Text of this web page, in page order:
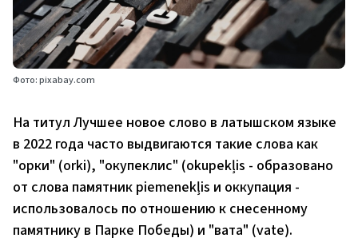
Фото: pixabay.com
На титул Лучшее новое слово в латышском языке
в 2022 года часто выдвигаются такие слова как
"орки" (orki), "окупеклис" (okupekļis - образовано
от слова памятник piemenekļis и оккупация -
использовалось по отношению к снесенному
памятнику в Парке Победы) и "вата" (vate).